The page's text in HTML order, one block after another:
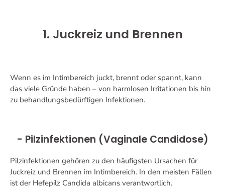
1. Juckreiz und Brennen
Wenn es im Intimbereich juckt, brennt oder spannt, kann
das viele Gründe haben – von harmlosen Irritationen bis hin
zu behandlungsbedürftigen Infektionen.
- Pilzinfektionen (Vaginale Candidose)
Pilzinfektionen gehören zu den häufigsten Ursachen für
Juckreiz und Brennen im Intimbereich. In den meisten Fällen
ist der Hefepilz Candida albicans verantwortlich.